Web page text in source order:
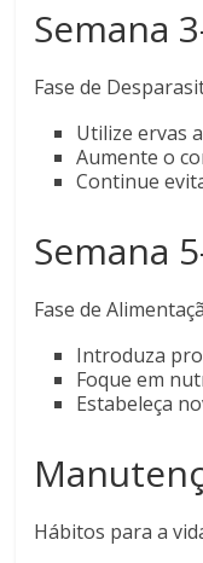
Semana
Fase de
Utilize ervas
Aumente o
Continue
Semana
Fase de
Introduza
Foque em
Estabeleça
Hábitos para a